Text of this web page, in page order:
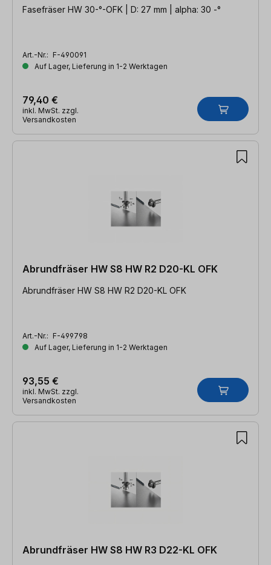
Fasefräser HW 30-°-OFK | D: 27 mm | alpha: 30 -°
Art.-Nr.: F-490091
Auf Lager, Lieferung in 1-2 Werktagen
79,40 €
inkl. MwSt. zzgl.
Versandkosten
Abrundfräser HW S8 HW R2 D20-KL OFK
Abrundfräser HW S8 HW R2 D20-KL OFK
Art.-Nr.: F-499798
Auf Lager, Lieferung in 1-2 Werktagen
93,55 €
inkl. MwSt. zzgl.
Versandkosten
Abrundfräser HW S8 HW R3 D22-KL OFK